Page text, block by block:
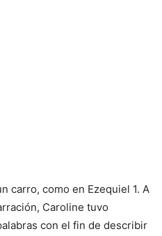
carro, como en Ezequiel 1. A
Caroline tuvo
con el fin de describir